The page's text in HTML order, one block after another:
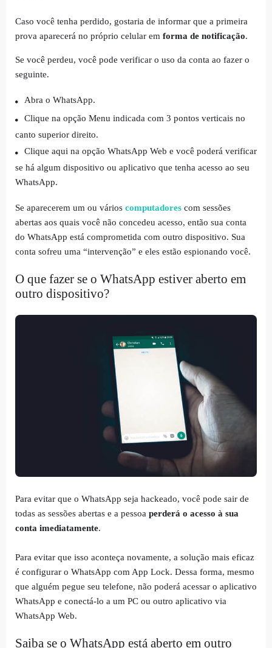
Caso você tenha perdido, gostaria de informar que a primeira
prova aparecerá no próprio celular em forma de notificação.
Se você perdeu, você pode verificar o uso da conta ao fazer o
seguinte.
Abra o WhatsApp.
Clique na opção Menu indicada com 3 pontos verticais no
canto superior direito.
Clique aqui na opção WhatsApp Web e você poderá verificar
se há algum dispositivo ou aplicativo que tenha acesso ao seu
WhatsApp.
Se aparecerem um ou vários computadores com sessões
abertas aos quais você não concedeu acesso, então sua conta
do WhatsApp está comprometida com outro dispositivo. Sua
conta sofreu uma “intervenção” e eles estão espionando você.
O que fazer se o WhatsApp estiver aberto em
outro dispositivo?
Para evitar que o WhatsApp seja hackeado, você pode sair de
todas as sessões abertas e a pessoa perderá o acesso à sua
conta imediatamente.
Para evitar que isso aconteça novamente, a solução mais eficaz
é configurar o WhatsApp com App Lock. Dessa forma, mesmo
que alguém pegue seu telefone, não poderá acessar o aplicativo
WhatsApp e conectá-lo a um PC ou outro aplicativo via
WhatsApp Web.
Saiba se o WhatsApp está aberto em outro